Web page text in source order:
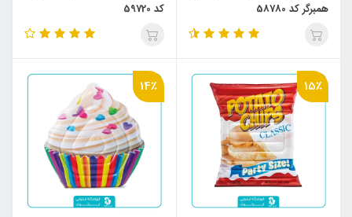
همبرگر کد 58780
کد 59720
15٪ 14٪